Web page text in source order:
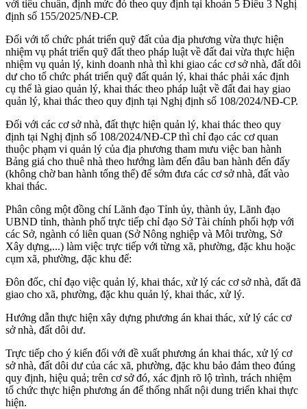
với tiêu chuẩn, định mức đó theo quy định tại khoản 5 Điều 3 Nghị
định số 155/2025/NĐ-CP.
Đối với tổ chức phát triển quỹ đất của địa phương vừa thực hiện
nhiệm vụ phát triển quỹ đất theo pháp luật về đất đai vừa thực hiện
nhiệm vụ quản lý, kinh doanh nhà thì khi giao các cơ sở nhà, đất dôi
dư cho tổ chức phát triển quỹ đất quản lý, khai thác phải xác định
cụ thể là giao quản lý, khai thác theo pháp luật về đất đai hay giao
quản lý, khai thác theo quy định tại Nghị định số 108/2024/NĐ-CP.
Đối với các cơ sở nhà, đất thực hiện quản lý, khai thác theo quy
định tại Nghị định số 108/2024/NĐ-CP thì chỉ đạo các cơ quan
thuộc phạm vi quản lý của địa phương tham mưu việc ban hành
Bảng giá cho thuê nhà theo hướng làm đến đâu ban hành đến đấy
(không chờ ban hành tổng thể) để sớm đưa các cơ sở nhà, đất vào
khai thác.
Phân công một đồng chí Lãnh đạo Tỉnh ủy, thành ủy, Lãnh đạo
UBND tỉnh, thành phố trực tiếp chỉ đạo Sở Tài chính phối hợp với
các Sở, ngành có liên quan (Sở Nông nghiệp và Môi trường, Sở
Xây dựng,...) làm việc trực tiếp với từng xã, phường, đặc khu hoặc
cụm xã, phường, đặc khu để:
Đôn đốc, chỉ đạo việc quản lý, khai thác, xử lý các cơ sở nhà, đất đã
giao cho xã, phường, đặc khu quản lý, khai thác, xử lý.
Hướng dẫn thực hiện xây dựng phương án khai thác, xử lý các cơ
sở nhà, đất dôi dư.
Trực tiếp cho ý kiến đối với đề xuất phương án khai thác, xử lý cơ
sở nhà, đất dôi dư của các xã, phường, đặc khu bảo đảm theo đúng
quy định, hiệu quả; trên cơ sở đó, xác định rõ lộ trình, trách nhiệm
tổ chức thực hiện phương án để thống nhất nội dung triển khai thực
hiện.